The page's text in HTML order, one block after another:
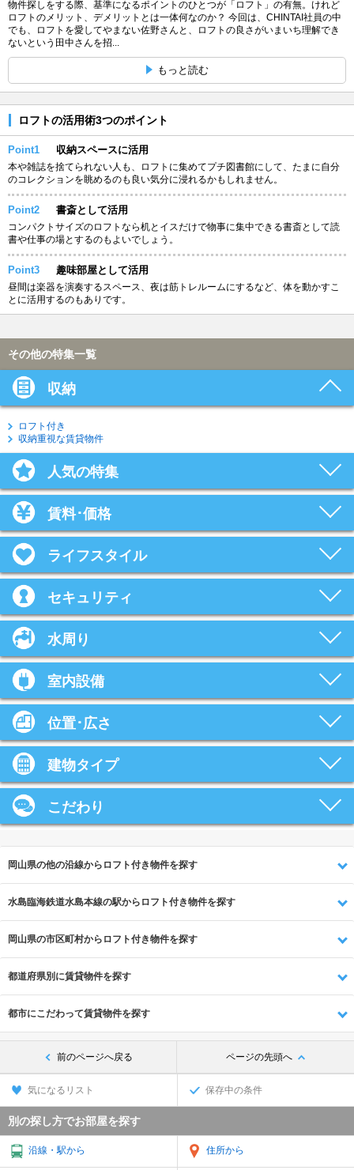
物件探しをする際、基準になるポイントのひとつが「ロフト」の有無。けれど
ロフトのメリット、デメリットとは一体何なのか？ 今回は、CHINTAI社員の中
でも、ロフトを愛してやまない佐野さんと、ロフトの良さがいまいち理解でき
ないという田中さんを招...
もっと読む
ロフトの活用術3つのポイント
Point1 収納スペースに活用
本や雑誌を捨てられない人も、ロフトに集めてプチ図書館にして、たまに自分
のコレクションを眺めるのも良い気分に浸れるかもしれません。
Point2 書斎として活用
コンパクトサイズのロフトなら机とイスだけで物事に集中できる書斎として読
書や仕事の場とするのもよいでしょう。
Point3 趣味部屋として活用
昼間は楽器を演奏するスペース、夜は筋トレルームにするなど、体を動かすこ
とに活用するのもありです。
その他の特集一覧
収納
ロフト付き
収納重視な賃貸物件
人気の特集
賃料･価格
ライフスタイル
セキュリティ
水周り
室内設備
位置･広さ
建物タイプ
こだわり
岡山県の他の沿線からロフト付き物件を探す
水島臨海鉄道水島本線の駅からロフト付き物件を探す
岡山県の市区町村からロフト付き物件を探す
都道府県別に賃貸物件を探す
都市にこだわって賃貸物件を探す
前のページへ戻る ページの先頭へ
気になるリスト 保存中の条件
別の探し方でお部屋を探す
沿線・駅から 住所から